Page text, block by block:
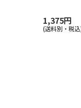
1,375円
(送料別・税